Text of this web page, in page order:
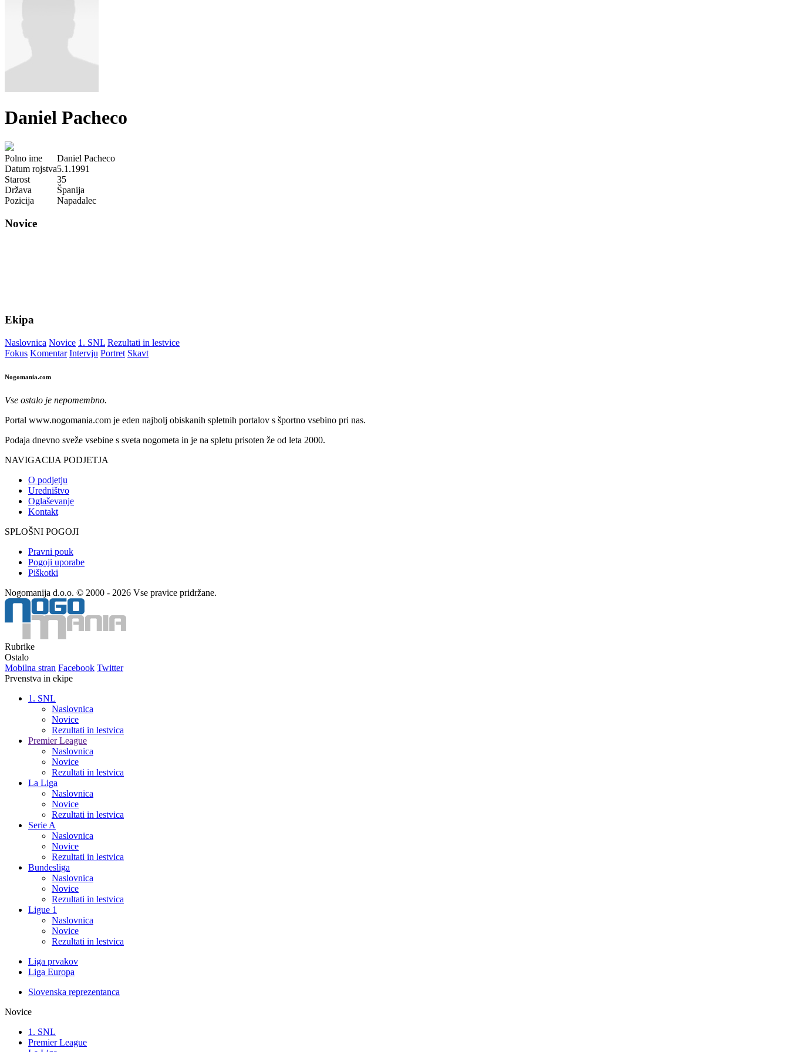
Daniel Pacheco
Polno ime
Daniel Pacheco
Datum rojstva5.1.1991
Starost
35
Država
Španija
Pozicija
Napadalec
Novice
Ekipa
Naslovnica Novice 1. SNL Rezultati in lestvice
Fokus Komentar Intervju Portret Skavt
Nogomania.com
Vse ostalo je nepomembno.
Portal www.nogomania.com je eden najbolj obiskanih spletnih portalov s športno vsebino pri nas.
Podaja dnevno sveže vsebine s sveta nogometa in je na spletu prisoten že od leta 2000.
NAVIGACIJA PODJETJA
O podjetju
Uredništvo
Oglaševanje
Kontakt
SPLOŠNI POGOJI
Pravni pouk
Pogoji uporabe
Piškotki
Nogomanija d.o.o. © 2000 - 2026 Vse pravice pridržane.
Rubrike
Ostalo
Mobilna stran Facebook Twitter
Prvenstva in ekipe
1. SNL
Naslovnica
Novice
Rezultati in lestvica
Premier League
Naslovnica
Novice
Rezultati in lestvica
La Liga
Naslovnica
Novice
Rezultati in lestvica
Serie A
Naslovnica
Novice
Rezultati in lestvica
Bundesliga
Naslovnica
Novice
Rezultati in lestvica
Ligue 1
Naslovnica
Novice
Rezultati in lestvica
Liga prvakov
Liga Europa
Slovenska reprezentanca
Novice
1. SNL
Premier League